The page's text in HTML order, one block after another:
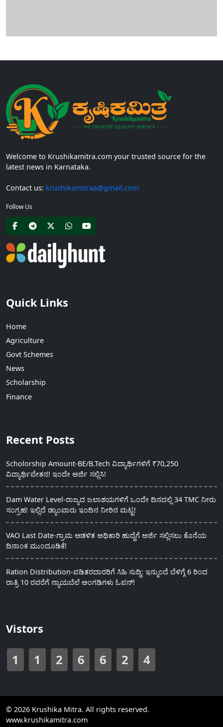
Welcome to Krushikamitra.com your trusted source for the
latest news in Karnataka.
Contact us: krushikamitraa@gmail.com
Follow Us
Quick Links
Home
Agriculture
Govt Schemes
News
Scholarship
Finance
Recent Posts
Scholorship Amount-BE/B.Tech ವಿದ್ಯಾರ್ಥಿಗಳಿಗೆ ₹70,250
ವಿದ್ಯಾರ್ಥಿವೇತನ! ಇಂದೇ ಅರ್ಜಿ ಸಲ್ಲಿಸಿ!
Dam Water Level-ರಾಜ್ಯದ ಜಲಾಶಯಗಳಿಗೆ ಒಂದೇ ದಿನದಲ್ಲಿ 34 TMC ನೀರು
ಸಂಗ್ರಹ! ಇಲ್ಲಿದೆ ಡ್ಯಾಂವಾರು ಇಂದಿನ ನೀರಿನ ಮಟ್ಟ!
VAO Last Date-ಗ್ರಾಮ ಆಡಳಿತ ಅಧಿಕಾರಿ ಹುದ್ದೆಗೆ ಅರ್ಜಿ ಸಲ್ಲಿಸಲು ಕೊನೆಯ
ದಿನಾಂಕ ಮುಂದೂಡಿಕೆ!
Ration Distribution-ಪಡಿತರದಾರರಿಗೆ ಸಿಹಿ ಸುದ್ದಿ: ಇನ್ಮುಂದೆ ಬೆಳಿಗ್ಗೆ 6 ರಿಂದ
ರಾತ್ರಿ 10 ರವರೆಗೆ ನ್ಯಾಯಬೆಲೆ ಅಂಗಡಿಗಳು ಓಪನ್!
Vistors
1 1 2 6 6 2 4
© 2026 Krushika Mitra. All rights reserved.
www.krushikamitra.com